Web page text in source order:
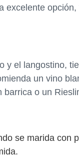
excelente
y el langostino,
un vino
o un
se marida con